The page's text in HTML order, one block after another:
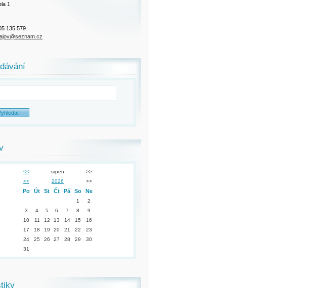
1
135 579
<< srpen
>>
<<
2026 >>
Po Út St Čt Pá So Ne
1
2
3
4 5 6 7 8
9
10
11 12 13 14 15
16
17
18 19 20 21 22
23
24
25 26 27 28 29
30
31